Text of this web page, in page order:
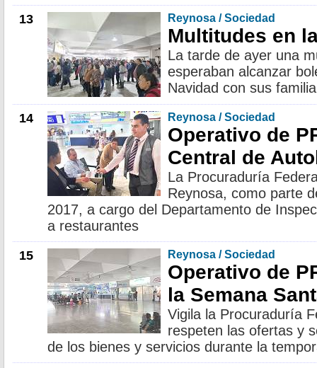
13 Reynosa / Sociedad
Multitudes en
La tarde de ayer una
esperaban alcanzar
Navidad con sus
14 Reynosa / Sociedad
Operativo de
Central de
La Procuraduría
Reynosa, como parte
2017, a cargo del Departamento de
a restaurantes
15 Reynosa / Sociedad
Operativo de
la Semana
Vigila la Procuraduría
respeten las ofertas y
de los bienes y servicios durante la